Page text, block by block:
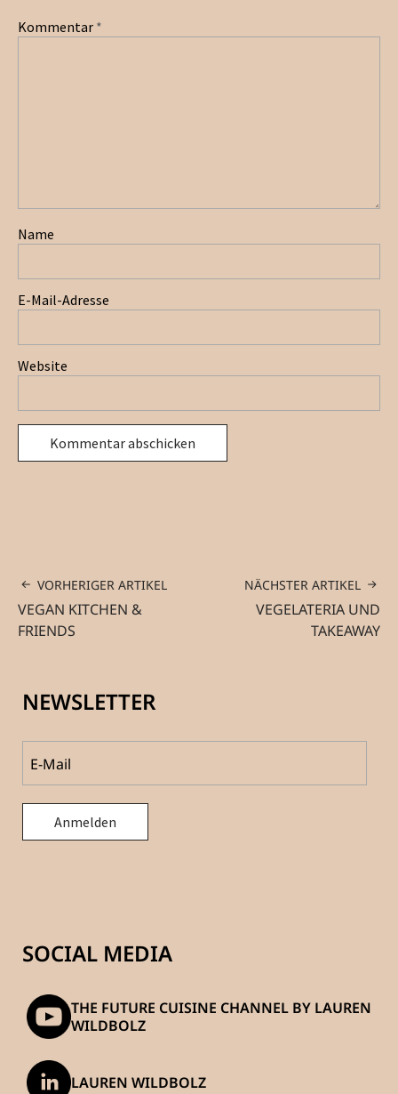
Kommentar *
Name
E-Mail-Adresse
Website
VORHERIGER ARTIKEL
VEGAN KITCHEN &
FRIENDS
NÄCHSTER ARTIKEL
VEGELATERIA UND
TAKEAWAY
NEWSLETTER
SOCIAL MEDIA
THE FUTURE CUISINE CHANNEL BY LAUREN
WILDBOLZ
LAUREN WILDBOLZ